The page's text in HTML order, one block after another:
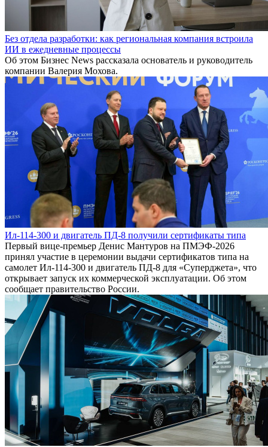
Без отдела разработки: как региональная компания встроила
ИИ в ежедневные процессы
Об этом Бизнес News рассказала основатель и руководитель
компании Валерия Мохова.
Ил-114-300 и двигатель ПД-8 получили сертификаты типа
Первый вице-премьер Денис Мантуров на ПМЭФ-2026
принял участие в церемонии выдачи сертификатов типа на
самолет Ил-114-300 и двигатель ПД-8 для «Суперджета», что
открывает запуск их коммерческой эксплуатации. Об этом
сообщает правительство России.